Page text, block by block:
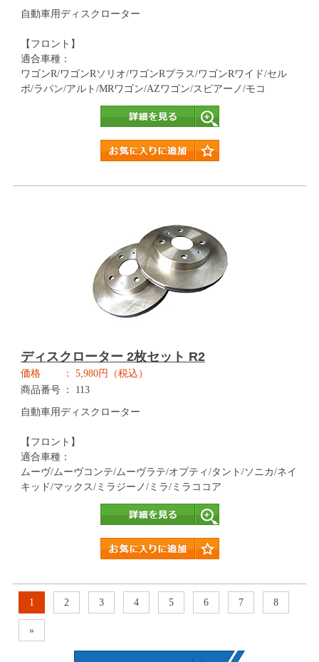
自動車用ディスクローター
【フロント】
適合車種：
ワゴンR/ワゴンRソリオ/ワゴンRプラス/ワゴンRワイド/セル
ボ/ラパン/アルト/MRワゴン/AZワゴン/スピアーノ/モコ
ディスクローター 2枚セット R2
価格
5,980円（税込）
商品番号
113
自動車用ディスクローター
【フロント】
適合車種：
ムーヴ/ムーヴコンテ/ムーヴラテ/オプティ/タント/ソニカ/ネイ
キッド/マックス/ミラジーノ/ミラ/ミラココア
1 2 3 4 5 6 7 8
»